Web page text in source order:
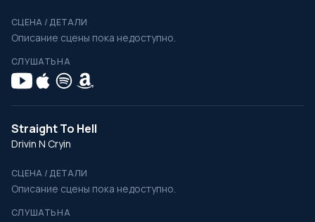
СЦЕНА / ДЕТАЛИ
Описание сцены пока недоступно.
СЛУШАТЬ НА
Straight To Hell
Drivin N Cryin
СЦЕНА / ДЕТАЛИ
Описание сцены пока недоступно.
СЛУШАТЬ НА